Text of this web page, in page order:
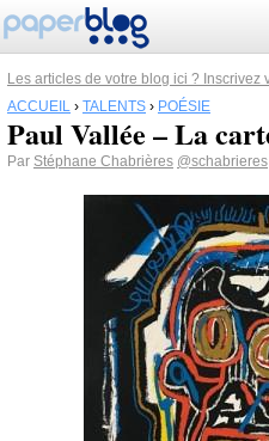
Les articles de votre blog ici ? Inscrivez
ACCUEIL › TALENTS › POÉSIE
Paul Vallée – La
Par Stéphane Chabrières @schabrieres